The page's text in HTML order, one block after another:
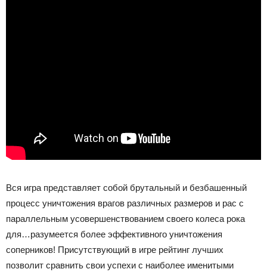
Вся игра представляет собой брутальный и безбашенный
процесс уничтожения врагов различных размеров и рас с
параллельным усовершенствованием своего колеса рока
для…разумеется более эффективного уничтожения
соперников! Присутствующий в игре рейтинг лучших
позволит сравнить свои успехи с наиболее именитыми